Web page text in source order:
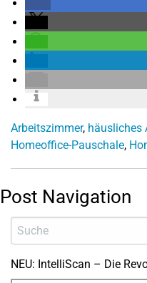
Arbeitszimmer, häusliches
Homeoffice-Pauschale,
Post Navigation
NEU: IntelliScan – Die